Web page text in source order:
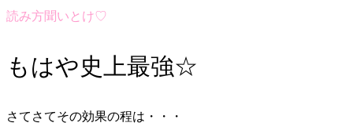
読み方聞いとけ♡
もはや史上最強☆
さてさてその効果の程は・・・